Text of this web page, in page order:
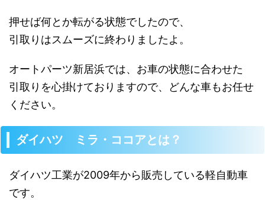
押せば何とか転がる状態でしたので、
引取りはスムーズに終わりましたよ。
オートパーツ新居浜では、お車の状態に合わせた
引取りを心掛けておりますので、どんな車もお任せ
ください。
ダイハツ ミラ・ココアとは？
ダイハツ工業が2009年から販売している軽自動車
です。